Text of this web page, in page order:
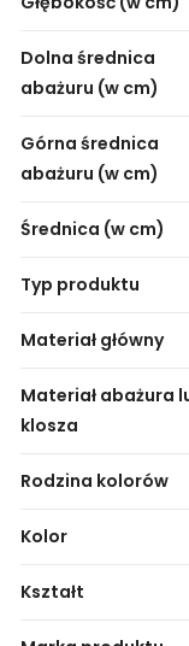
Dolna średnica
abażuru (w cm)
Górna średnica
abażuru (w cm)
Średnica (w cm)
Typ produktu
Materiał główny
Materiał abażura
klosza
Rodzina kolorów
Kolor
Kształt